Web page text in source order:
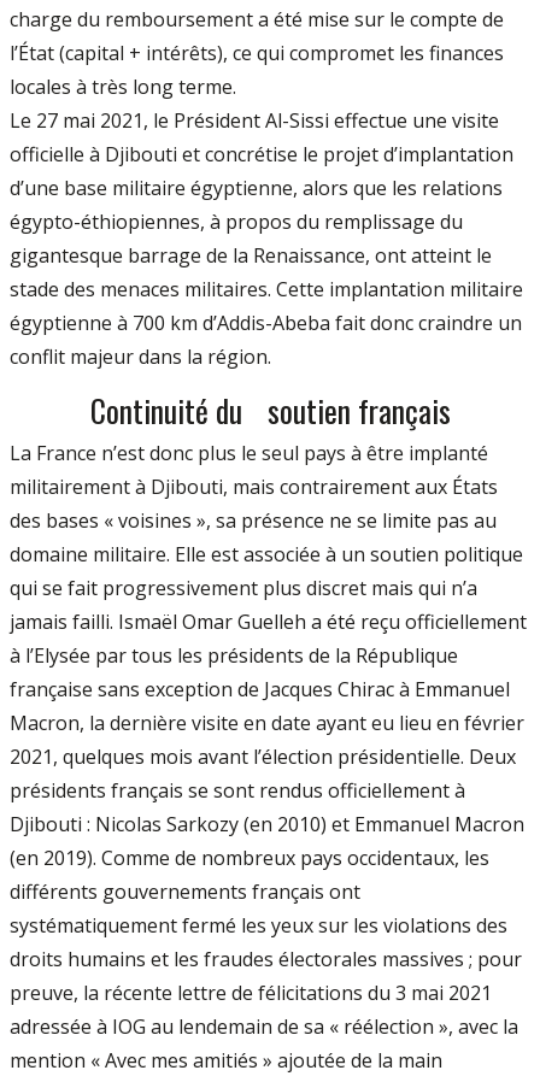
charge du remboursement a été mise sur le compte de
l’État (capital + intérêts), ce qui compromet les finances
locales à très long terme.
Le 27 mai 2021, le Président Al-Sissi effectue une visite
officielle à Djibouti et concrétise le projet d’implantation
d’une base militaire égyptienne, alors que les relations
égypto-éthiopiennes, à propos du remplissage du
gigantesque barrage de la Renaissance, ont atteint le
stade des menaces militaires. Cette implantation militaire
égyptienne à 700 km d’Addis-Abeba fait donc craindre un
conflit majeur dans la région.
Continuité du soutien français
La France n’est donc plus le seul pays à être implanté
militairement à Djibouti, mais contrairement aux États
des bases « voisines », sa présence ne se limite pas au
domaine militaire. Elle est associée à un soutien politique
qui se fait progressivement plus discret mais qui n’a
jamais failli. Ismaël Omar Guelleh a été reçu officiellement
à l’Elysée par tous les présidents de la République
française sans exception de Jacques Chirac à Emmanuel
Macron, la dernière visite en date ayant eu lieu en février
2021, quelques mois avant l’élection présidentielle. Deux
présidents français se sont rendus officiellement à
Djibouti : Nicolas Sarkozy (en 2010) et Emmanuel Macron
(en 2019). Comme de nombreux pays occidentaux, les
différents gouvernements français ont
systématiquement fermé les yeux sur les violations des
droits humains et les fraudes électorales massives ; pour
preuve, la récente lettre de félicitations du 3 mai 2021
adressée à IOG au lendemain de sa « réélection », avec la
mention « Avec mes amitiés » ajoutée de la main